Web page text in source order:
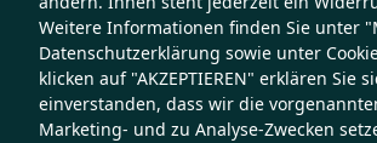
Weitere Informationen finden Sie unter
Datenschutzerklärung sowie unter
klicken auf "AKZEPTIEREN" erklären Sie
einverstanden, dass wir die
Marketing- und zu Analyse-Zwecken